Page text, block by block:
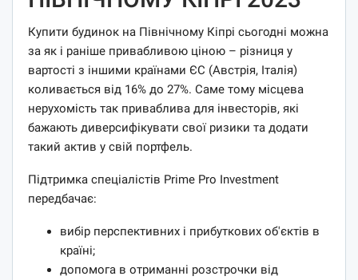
Купити будинок на Північному Кіпрі сьогодні можна
за як і раніше привабливою ціною – різниця у
вартості з іншими країнами ЄС (Австрія, Італія)
коливається від 16% до 27%. Саме тому місцева
нерухомість так приваблива для інвесторів, які
бажають диверсифікувати свої ризики та додати
такий актив у свій портфель.
Підтримка спеціалістів Prime Pro Investment
передбачає:
вибір перспективних і прибуткових об'єктів в
країні;
допомога в отриманні розстрочки від